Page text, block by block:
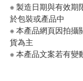
※ 製造日期與有效期
於包裝或產品中
※ 本產品網頁因拍攝
貨為主
※ 本產品文案若有變